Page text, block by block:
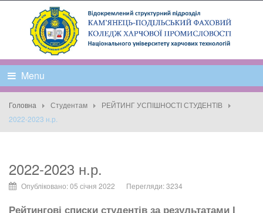
Menu
Головна Студентам
РЕЙТИНГ УСПІШНОСТІ СТУДЕНТІВ
2022-2023 н.р.
2022-2023 н.р.
Опубліковано: 05 січня 2022 Перегляди: 3234
Рейтингові списки студентів за результатами І